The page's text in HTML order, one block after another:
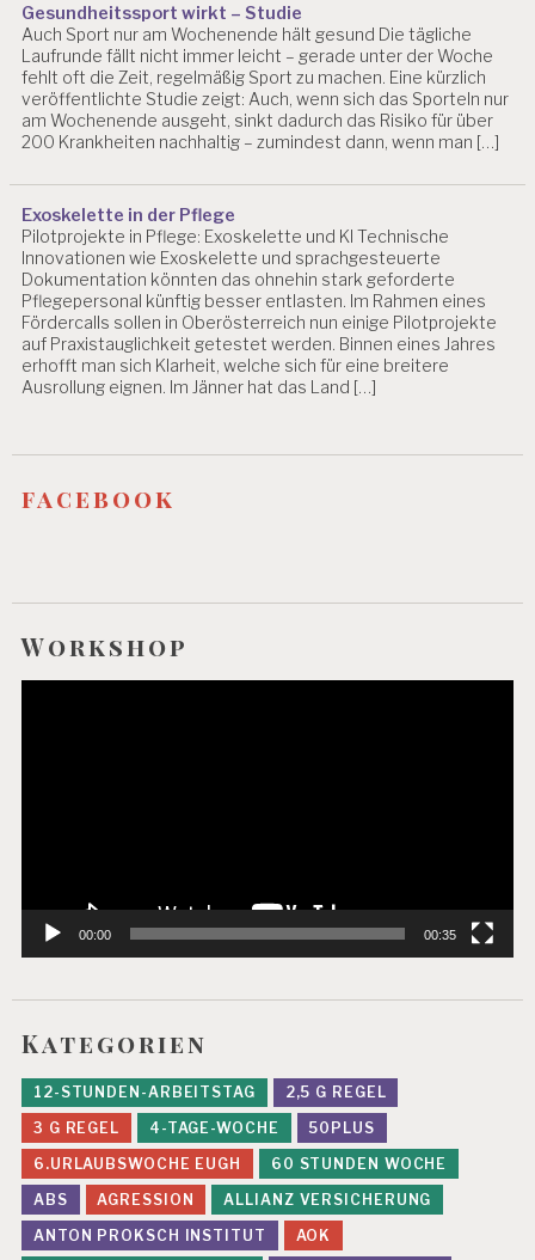
Gesundheitssport wirkt – Studie
Auch Sport nur am Wochenende hält gesund Die tägliche
Laufrunde fällt nicht immer leicht – gerade unter der Woche
fehlt oft die Zeit, regelmäßig Sport zu machen. Eine kürzlich
veröffentlichte Studie zeigt: Auch, wenn sich das Sporteln nur
am Wochenende ausgeht, sinkt dadurch das Risiko für über
200 Krankheiten nachhaltig – zumindest dann, wenn man […]
Exoskelette in der Pflege
Pilotprojekte in Pflege: Exoskelette und KI Technische
Innovationen wie Exoskelette und sprachgesteuerte
Dokumentation könnten das ohnehin stark geforderte
Pflegepersonal künftig besser entlasten. Im Rahmen eines
Fördercalls sollen in Oberösterreich nun einige Pilotprojekte
auf Praxistauglichkeit getestet werden. Binnen eines Jahres
erhofft man sich Klarheit, welche sich für eine breitere
Ausrollung eignen. Im Jänner hat das Land […]
facebook
Workshop
00:00 00:35
Kategorien
12-STUNDEN-ARBEITSTAG
2,5 G REGEL
3 G REGEL
4-TAGE-WOCHE
50PLUS
6.URLAUBSWOCHE EUGH
60 STUNDEN WOCHE
ABS
AGRESSION
ALLIANZ VERSICHERUNG
ANTON PROKSCH INSTITUT
AOK